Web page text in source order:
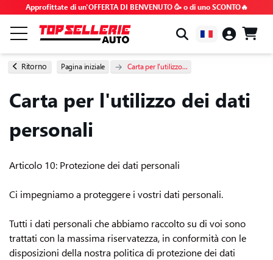
Approfittate di un'OFFERTA DI BENVENUTO 🥳 o di uno SCONTO🔥
PER MARCA E MODELLO
TUTTI I PRODOTTI
BUONI AFFARI
CODICI PROMOZIONALI
SUGGERIMENTI E TUTORIAL
RICHIESTE FREQUENTI FAQ
Ritorno Pagina iniziale Carta per l'utilizzo...
Carta per l'utilizzo dei dati
personali
Articolo 10: Protezione dei dati personali
Ci impegniamo a proteggere i vostri dati personali.
Tutti i dati personali che abbiamo raccolto su di voi sono
trattati con la massima riservatezza, in conformità con le
disposizioni della nostra politica di protezione dei dati